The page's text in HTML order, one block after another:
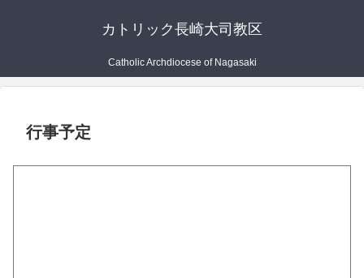
カトリック長崎大司教区
Catholic Archdiocese of Nagasaki
行事予定